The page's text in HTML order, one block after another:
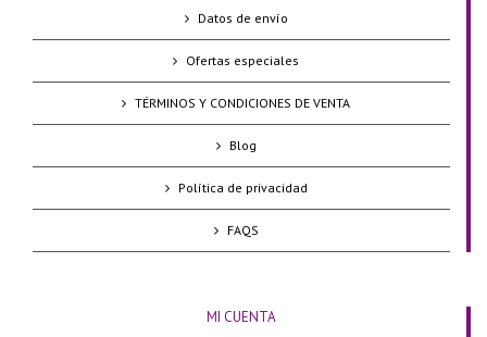
Datos de envío
Ofertas especiales
TÉRMINOS Y CONDICIONES DE VENTA
Blog
Política de privacidad
FAQS
MI CUENTA